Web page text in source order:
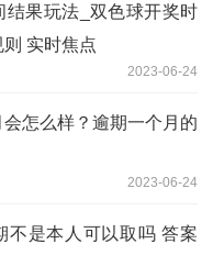
结果玩法_双色球开奖时
实时焦点
2023-06-24
怎么样？逾期一个月的
2023-06-24
不是本人可以取吗 答案